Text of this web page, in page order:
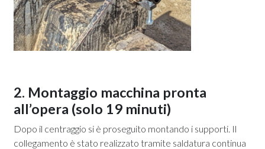
2. Montaggio macchina pronta
all’opera (solo 19 minuti)
Dopo il centraggio si è proseguito montando i supporti. Il
collegamento è stato realizzato tramite saldatura continua